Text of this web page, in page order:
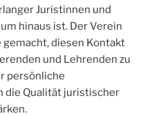
Juristinnen und
hinaus ist. Der Verein
gemacht, diesen Kontakt
und Lehrenden zu
persönliche
die Qualität juristischer